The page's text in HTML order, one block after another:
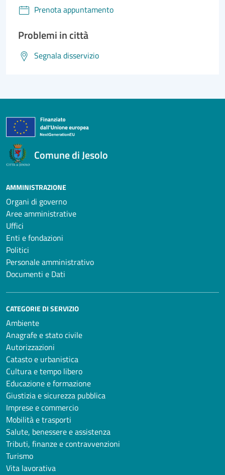
Prenota appuntamento
Problemi in città
Segnala disservizio
Comune di Jesolo
AMMINISTRAZIONE
Organi di governo
Aree amministrative
Uffici
Enti e fondazioni
Politici
Personale amministrativo
Documenti e Dati
CATEGORIE DI SERVIZIO
Ambiente
Anagrafe e stato civile
Autorizzazioni
Catasto e urbanistica
Cultura e tempo libero
Educazione e formazione
Giustizia e sicurezza pubblica
Imprese e commercio
Mobilità e trasporti
Salute, benessere e assistenza
Tributi, finanze e contravvenzioni
Turismo
Vita lavorativa